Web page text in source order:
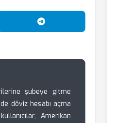
Paylaş Telegram'da
şubeye gitme
döviz hesabı açma
Amerikan